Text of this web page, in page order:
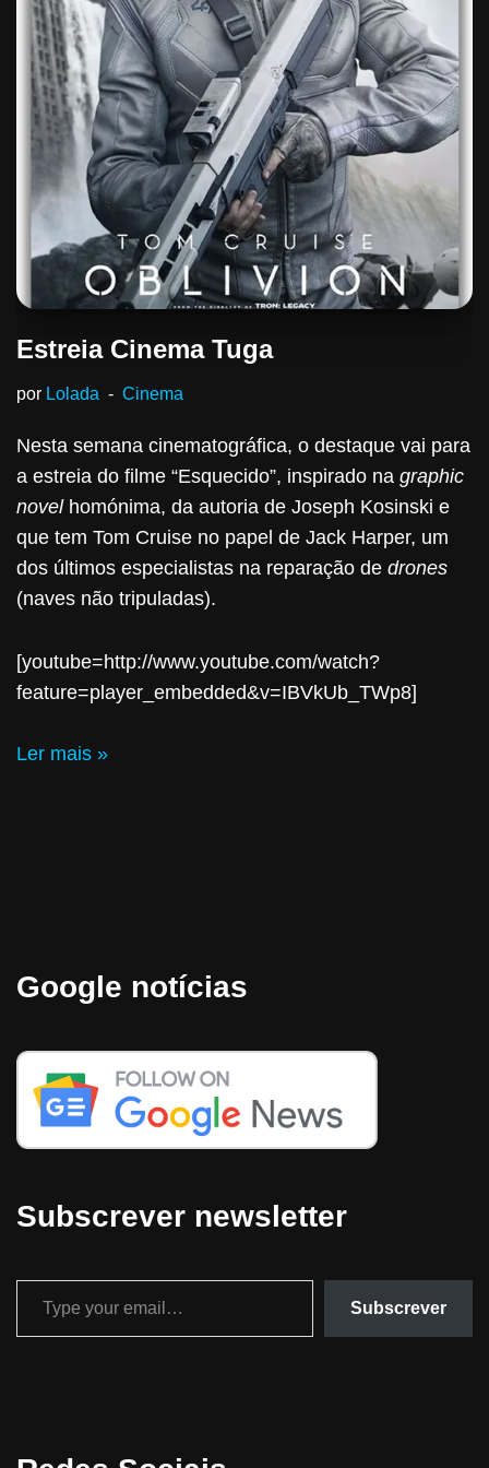
Estreia Cinema Tuga
por Lolada Cinema
Nesta semana cinematográfica, o destaque vai para
a estreia do filme “Esquecido”, inspirado na graphic
novelhomónima, da autoria de Joseph Kosinski e
que tem Tom Cruise no papel de Jack Harper, um
dos últimos especialistas na reparação de drones
(naves não tripuladas).
[youtube=http://www.youtube.com/watch?
feature=player_embedded&v=IBVkUb_TWp8]
Ler mais »
Google notícias
Subscrever newsletter
Subscrever